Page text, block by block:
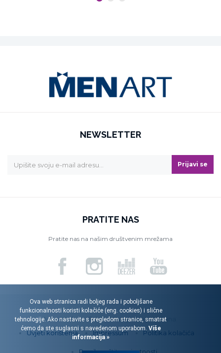
NEWSLETTER
Prijavi se
PRATITE NAS
Pratite nas na našim društvenim mrežama
Menart d.o.o. © 2026. Sva prava pridržana.
Uvjeti korištenja
Impressum Politika kolačića
Ova web stranica radi boljeg rada i poboljšane
funkcionalnosti koristi kolačiće (eng. cookies) i slične
tehnologije. Ako nastavite s pregledom stranice, smatrat
ćemo da ste suglasni s navedenom uporabom. Više
informacija »